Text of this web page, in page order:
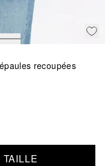
recoupées